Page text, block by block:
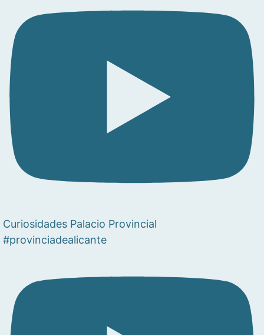
Curiosidades Palacio Provincial
#provinciadealicante